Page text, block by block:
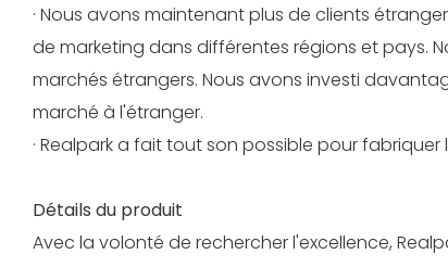
· Nous avons maintenant plus de clients
de marketing dans différentes régions et pays.
marchés étrangers. Nous avons investi
marché à l'étranger.
· Realpark a fait tout son possible pour
Détails du produit
Avec la volonté de rechercher l'excellence,